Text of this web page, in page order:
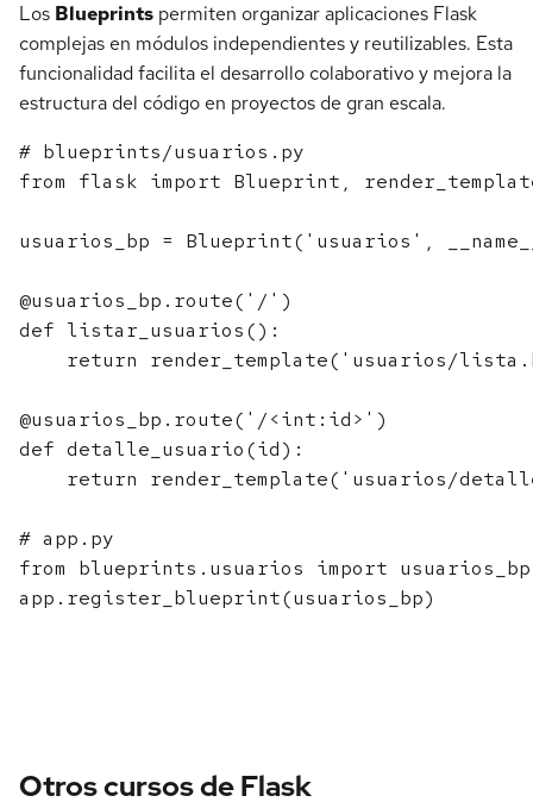
Los Blueprints permiten organizar aplicaciones Flask
complejas en módulos independientes y reutilizables. Esta
funcionalidad facilita el desarrollo colaborativo y mejora la
estructura del código en proyectos de gran escala.
# blueprints/usuarios.py
from flask import Blueprint,
usuarios_bp = Blueprint('usuarios',
@usuarios_bp.route('/')
def listar_usuarios():
return render_template('usuarios/
@usuarios_bp.route('/<int:id>')
def detalle_usuario(id):
return render_template('usuarios/
# app.py
from blueprints.usuarios import usuarios_bp
Otros cursos de Flask